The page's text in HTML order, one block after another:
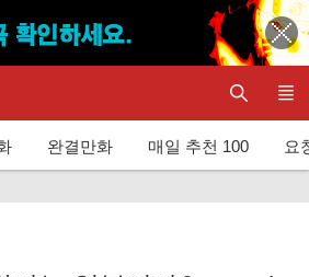
완결만화 매일 추천 100 요